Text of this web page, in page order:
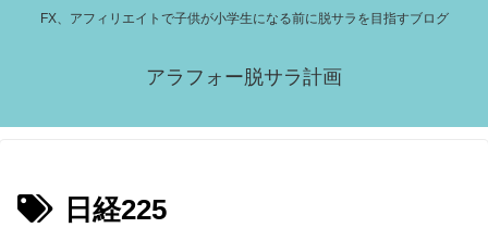
FX、アフィリエイトで子供が小学生になる前に脱サラを目指すブログ
アラフォー脱サラ計画
日経225